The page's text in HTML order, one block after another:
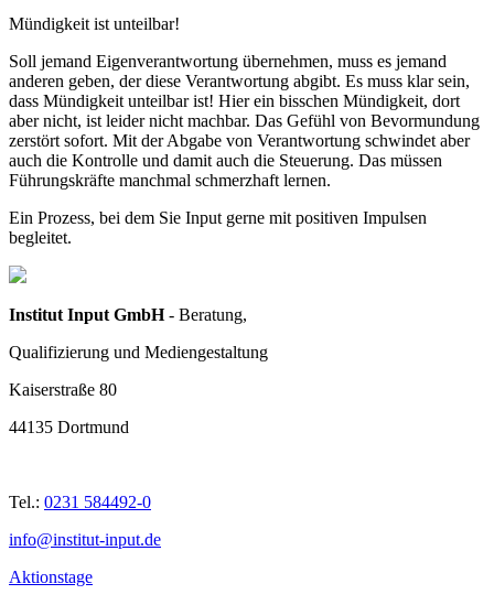
Mündigkeit ist unteilbar!
Soll jemand Eigenverantwortung übernehmen, muss es jemand
anderen geben, der diese Verantwortung abgibt. Es muss klar sein,
dass Mündigkeit unteilbar ist! Hier ein bisschen Mündigkeit, dort
aber nicht, ist leider nicht machbar. Das Gefühl von Bevormundung
zerstört sofort. Mit der Abgabe von Verantwortung schwindet aber
auch die Kontrolle und damit auch die Steuerung. Das müssen
Führungskräfte manchmal schmerzhaft lernen.
Ein Prozess, bei dem Sie Input gerne mit positiven Impulsen
begleitet.
Institut Input GmbH- Beratung,
Qualifizierung und Mediengestaltung
Kaiserstraße 80
44135 Dortmund
Tel.: 0231 584492-0
info@institut-input.de
Aktionstage